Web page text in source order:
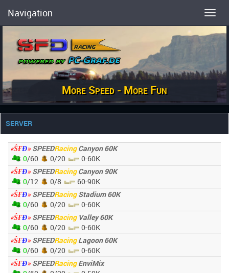
Navigation
More Speed - More Fun
SERVER
«ŜҒĐ» SPEEDRacingCanyon 60K
0/60 0/20
0-60K
«ŜҒĐ» SPEEDRacingCanyon 90K
0/12 0/8
60-90K
«ŜҒĐ» SPEEDRacingStadium 60K
0/60 0/20
0-60K
«ŜҒĐ» SPEEDRacingValley 60K
0/60 0/20
0-60K
«ŜҒĐ» SPEEDRacingLagoon 60K
0/60 0/20
0-60K
«ŜҒĐ» SPEEDRacingEnviMix